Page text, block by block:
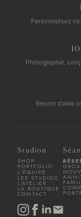
Personnalisez
Photographié,
Besoin d'aide
Studion
SHOP
PORTFOLIO
L'ÉQUIPE
LES STUDIOS
L'ATELIER
LA BOUTIQUE
CONTACT